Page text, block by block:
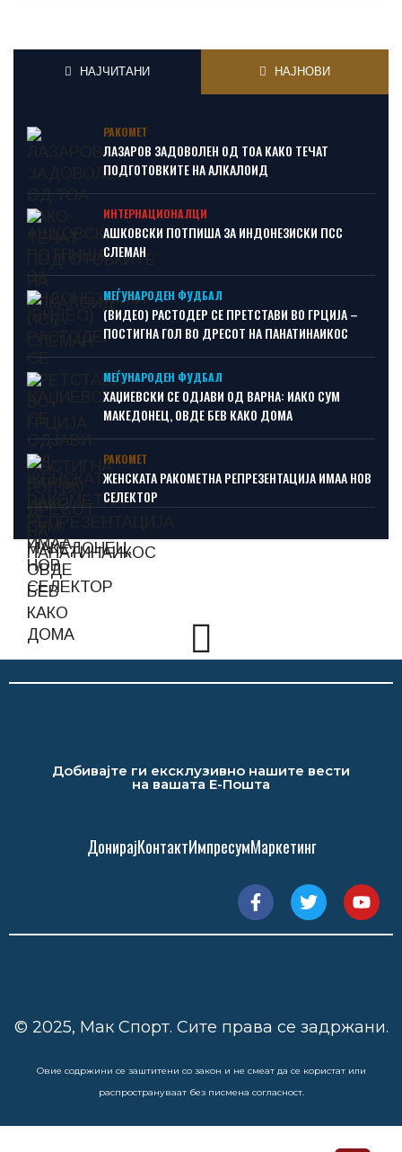
НАЈЧИТАНИ НАЈНОВИ
РАКОМЕТ
ЛАЗАРОВ ЗАДОВОЛЕН ОД ТОА КАКО ТЕЧАТ
ПОДГОТОВКИТЕ НА АЛКАЛОИД
ИНТЕРНАЦИОНАЛЦИ
АШКОВСКИ ПОТПИША ЗА ИНДОНЕЗИСКИ ПСС
СЛЕМАН
МЕЃУНАРОДЕН ФУДБАЛ
(ВИДЕО) РАСТОДЕР СЕ ПРЕТСТАВИ ВО ГРЦИЈА –
ПОСТИГНА ГОЛ ВО ДРЕСОТ НА ПАНАТИНАИКОС
МЕЃУНАРОДЕН ФУДБАЛ
ХАЏИЕВСКИ СЕ ОДЈАВИ ОД ВАРНА: ИАКО СУМ
МАКЕДОНЕЦ, ОВДЕ БЕВ КАКО ДОМА
РАКОМЕТ
ЖЕНСКАТА РАКОМЕТНА РЕПРЕЗЕНТАЦИЈА ИМАА НОВ
СЕЛЕКТОР
Добивајте ги ексклузивно нашите вести
на вашата Е-Пошта
ДонирајКонтактИмпресумМаркетинг
© 2025, Мак Спорт. Сите права се задржани.
Овие содржини се заштитени со закон и не смеат да се користат или
распространуваат без писмена согласност.